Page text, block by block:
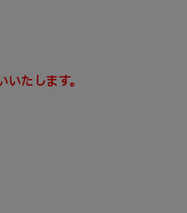
たします。